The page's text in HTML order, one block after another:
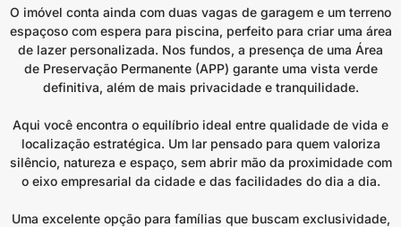
O imóvel conta ainda com duas vagas de garagem e um terreno
espaçoso com espera para piscina, perfeito para criar uma área
de lazer personalizada. Nos fundos, a presença de uma Área
de Preservação Permanente (APP) garante uma vista verde
definitiva, além de mais privacidade e tranquilidade.
Aqui você encontra o equilíbrio ideal entre qualidade de vida e
localização estratégica. Um lar pensado para quem valoriza
silêncio, natureza e espaço, sem abrir mão da proximidade com
o eixo empresarial da cidade e das facilidades do dia a dia.
Uma excelente opção para famílias que buscam exclusividade,